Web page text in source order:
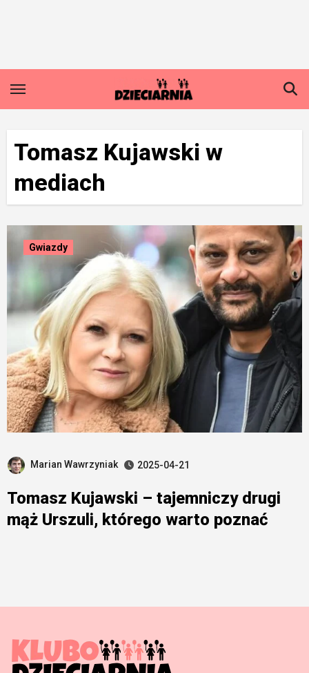
Tomasz Kujawski w
mediach
Gwiazdy
Marian Wawrzyniak 2025-04-21
Tomasz Kujawski – tajemniczy drugi
mąż Urszuli, którego warto poznać